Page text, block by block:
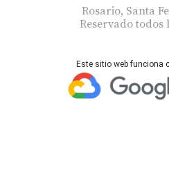
Rosario, Santa
Reservado todos
Este sitio web funciona